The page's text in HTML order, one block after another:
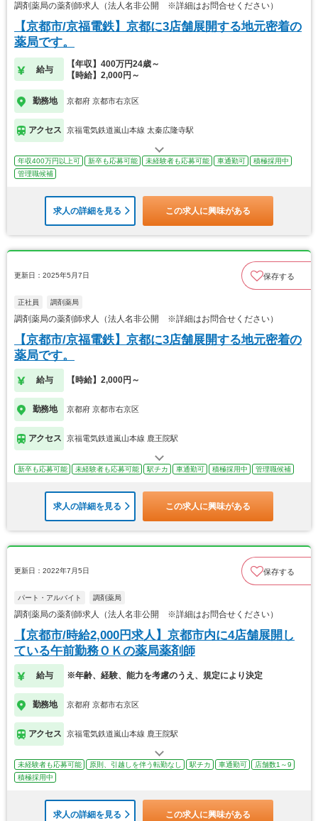
調剤薬局の薬剤師求人（法人名非公開 ※詳細はお問合せください）
【京都市/京福電鉄】京都に3店舗展開する地元密着の
薬局です。
給与
【年収】400万円24歳～
【時給】2,000円～
勤務地 京都府 京都市右京区
アクセス 京福電気鉄道嵐山本線 太秦広隆寺駅
年収400万円以上可 新卒も応募可能 未経験者も応募可能 車通勤可
積極採用中
管理職候補
求人の詳細を見る この求人に興味がある
更新日：2025年5月7日 保存する
正社員 調剤薬局
調剤薬局の薬剤師求人（法人名非公開 ※詳細はお問合せください）
【京都市/京福電鉄】京都に3店舗展開する地元密着の
薬局です。
給与 【時給】2,000円～
勤務地 京都府 京都市右京区
アクセス 京福電気鉄道嵐山本線 鹿王院駅
新卒も応募可能 未経験者も応募可能 駅チカ 車通勤可 積極採用中 管理職候補
求人の詳細を見る この求人に興味がある
更新日：2022年7月5日 保存する
パート・アルバイト 調剤薬局
調剤薬局の薬剤師求人（法人名非公開 ※詳細はお問合せください）
【京都市/時給2,000円求人】京都市内に4店舗展開し
ている午前勤務ＯＫの薬局薬剤師
給与 ※年齢、経験、能力を考慮のうえ、規定により決定
勤務地 京都府 京都市右京区
アクセス 京福電気鉄道嵐山本線 鹿王院駅
未経験者も応募可能 原則、引越しを伴う転勤なし 駅チカ 車通勤可
店舗数1～9
積極採用中
求人の詳細を見る この求人に興味がある